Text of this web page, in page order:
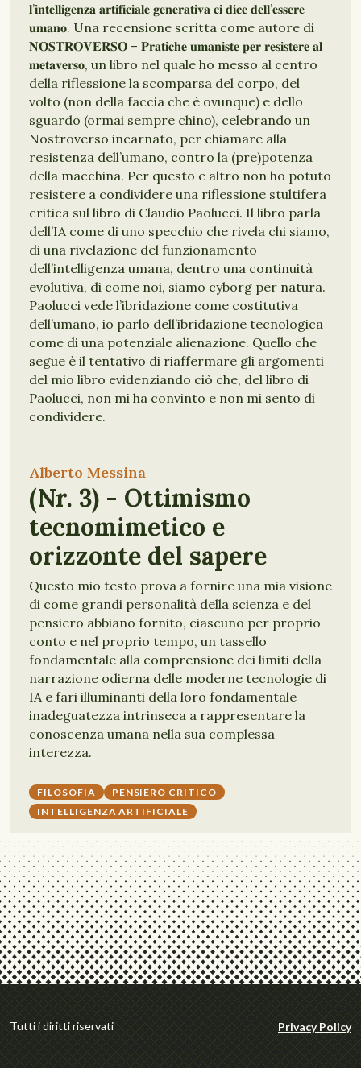
𝐥’𝐢𝐧𝐭𝐞𝐥𝐥𝐢𝐠𝐞𝐧𝐳𝐚 𝐚𝐫𝐭𝐢𝐟𝐢𝐜𝐢𝐚𝐥𝐞 𝐠𝐞𝐧𝐞𝐫𝐚𝐭𝐢𝐯𝐚 𝐜𝐢 𝐝𝐢𝐜𝐞 𝐝𝐞𝐥𝐥’𝐞𝐬𝐬𝐞𝐫𝐞
𝐮𝐦𝐚𝐧𝐨. Una recensione scritta come autore di
𝐍𝐎𝐒𝐓𝐑𝐎𝐕𝐄𝐑𝐒𝐎 – 𝐏𝐫𝐚𝐭𝐢𝐜𝐡𝐞 𝐮𝐦𝐚𝐧𝐢𝐬𝐭𝐞 𝐩𝐞𝐫 𝐫𝐞𝐬𝐢𝐬𝐭𝐞𝐫𝐞 𝐚𝐥
𝐦𝐞𝐭𝐚𝐯𝐞𝐫𝐬𝐨, un libro nel quale ho messo al centro
della riflessione la scomparsa del corpo, del
volto (non della faccia che è ovunque) e dello
sguardo (ormai sempre chino), celebrando un
Nostroverso incarnato, per chiamare alla
resistenza dell’umano, contro la (pre)potenza
della macchina. Per questo e altro non ho potuto
resistere a condividere una riflessione stultifera
critica sul libro di Claudio Paolucci. Il libro parla
dell’IA come di uno specchio che rivela chi siamo,
di una rivelazione del funzionamento
dell’intelligenza umana, dentro una continuità
evolutiva, di come noi, siamo cyborg per natura.
Paolucci vede l’ibridazione come costitutiva
dell’umano, io parlo dell’ibridazione tecnologica
come di una potenziale alienazione. Quello che
segue è il tentativo di riaffermare gli argomenti
del mio libro evidenziando ciò che, del libro di
Paolucci, non mi ha convinto e non mi sento di
condividere.
INTELLIGENZA ARTIFICIALE
Alberto Messina
(Nr. 3) - Ottimismo
tecnomimetico e
orizzonte del sapere
Questo mio testo prova a fornire una mia visione
di come grandi personalità della scienza e del
pensiero abbiano fornito, ciascuno per proprio
conto e nel proprio tempo, un tassello
fondamentale alla comprensione dei limiti della
narrazione odierna delle moderne tecnologie di
IA e fari illuminanti della loro fondamentale
inadeguatezza intrinseca a rappresentare la
conoscenza umana nella sua complessa
interezza.
FILOSOFIA
PENSIERO CRITICO
INTELLIGENZA ARTIFICIALE
Tutti i diritti riservati Privacy Policy